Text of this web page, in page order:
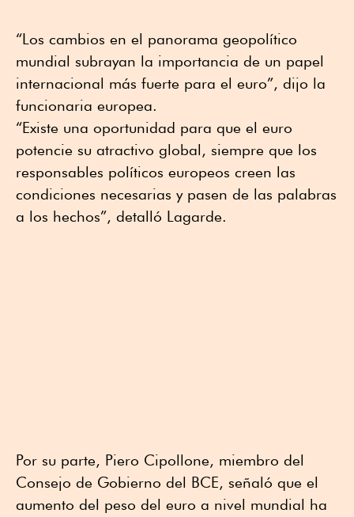
“Los cambios en el panorama geopolítico
mundial subrayan la importancia de un papel
internacional más fuerte para el euro”, dijo la
funcionaria europea.
“Existe una oportunidad para que el euro
potencie su atractivo global, siempre que los
responsables políticos europeos creen las
condiciones necesarias y pasen de las palabras
a los hechos”, detalló Lagarde.
Por su parte, Piero Cipollone, miembro del
Consejo de Gobierno del BCE, señaló que el
aumento del peso del euro a nivel mundial ha